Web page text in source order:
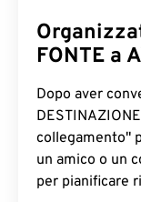
FONTE a
Dopo aver
collegamento"
un amico o un
per pianificare